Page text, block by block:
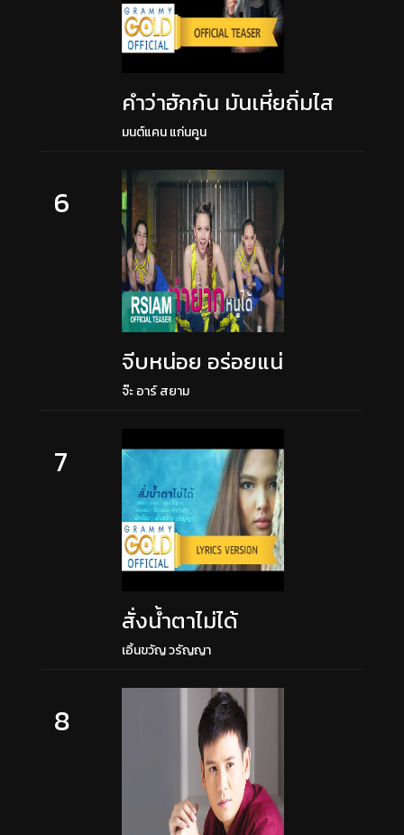
คำว่าฮักกัน มันเหี่ยถิ่มไส
มนต์แคน แก่นคูน
6
จีบหน่อย อร่อยแน่
จ๊ะ อาร์ สยาม
7
สั่งน้ำตาไม่ได้
เอิ้นขวัญ วรัญญา
8